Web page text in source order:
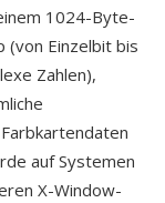
1024-Byte-
(von Einzelbit bis
Zahlen),
auf Systemen
X-Window-